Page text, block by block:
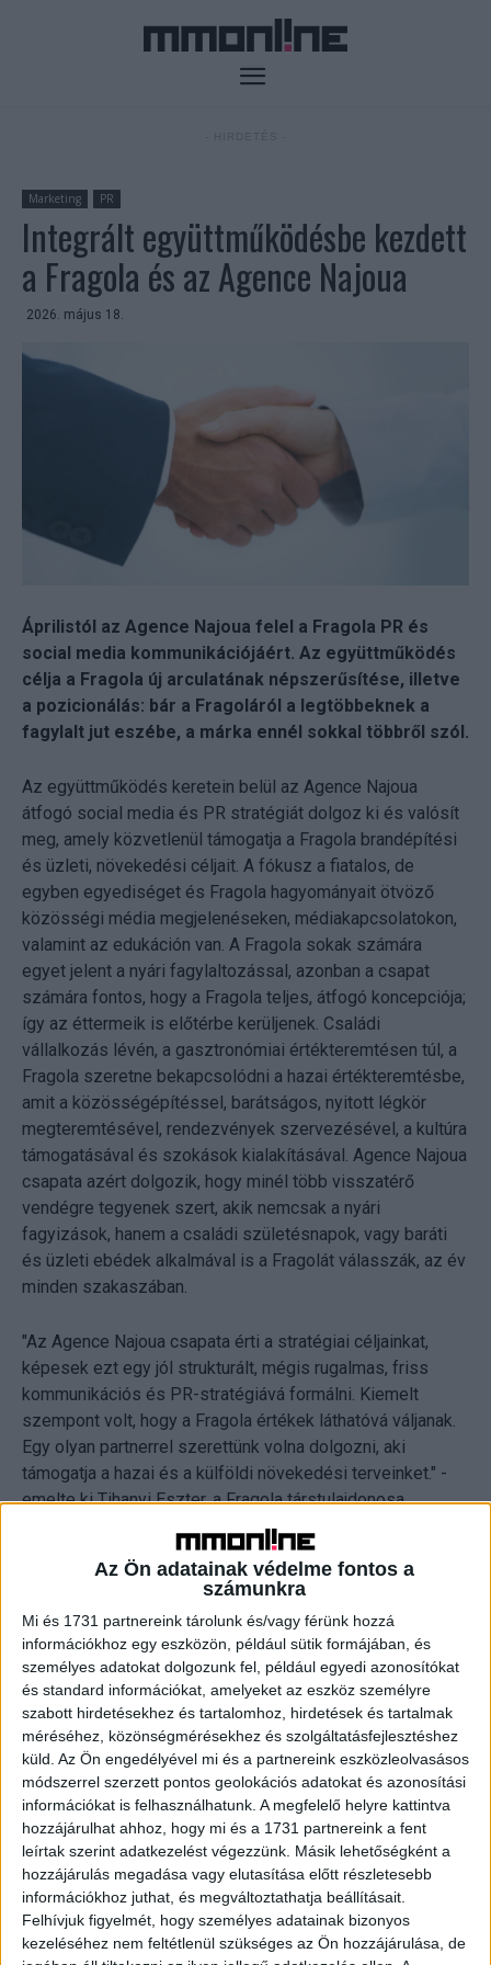
Az Ön adatainak védelme fontos a
számunkra
Mi és 1731 partnereink tárolunk és/vagy férünk hozzá
információkhoz egy eszközön, például sütik formájában, és
személyes adatokat dolgozunk fel, például egyedi azonosítókat
és standard információkat, amelyeket az eszköz személyre
szabott hirdetésekhez és tartalomhoz, hirdetések és tartalmak
méréséhez, közönségmérésekhez és szolgáltatásfejlesztéshez
küld. Az Ön engedélyével mi és a partnereink eszközleolvasásos
módszerrel szerzett pontos geolokációs adatokat és azonosítási
információkat is felhasználhatunk. A megfelelő helyre kattintva
hozzájárulhat ahhoz, hogy mi és a 1731 partnereink a fent
leírtak szerint adatkezelést végezzünk. Másik lehetőségként a
hozzájárulás megadása vagy elutasítása előtt részletesebb
információkhoz juthat, és megváltoztathatja beállításait.
Felhívjuk figyelmét, hogy személyes adatainak bizonyos
kezeléséhez nem feltétlenül szükséges az Ön hozzájárulása, de
Marketing PR
Integrált együttműködésbe kezdett
a Fragola és az Agence Najoua
2026. május 18.
Áprilistól az Agence Najoua felel a Fragola PR és
social media kommunikációjáért. Az együttműködés
célja a Fragola új arculatának népszerűsítése, illetve
a pozicionálás: bár a Fragoláról a legtöbbeknek a
fagylalt jut eszébe, a márka ennél sokkal többről szól.
Az együttműködés keretein belül az Agence Najoua
átfogó social media és PR stratégiát dolgoz ki és valósít
meg, amely közvetlenül támogatja a Fragola brandépítési
és üzleti, növekedési céljait. A fókusz a fiatalos, de
egyben egyediséget és Fragola hagyományait ötvöző
közösségi média megjelenéseken, médiakapcsolatokon,
valamint az edukáción van. A Fragola sokak számára
egyet jelent a nyári fagylaltozással, azonban a csapat
számára fontos, hogy a Fragola teljes, átfogó koncepciója;
így az éttermeik is előtérbe kerüljenek. Családi
vállalkozás lévén, a gasztronómiai értékteremtésen túl, a
Fragola szeretne bekapcsolódni a hazai értékteremtésbe,
amit a közösségépítéssel, barátságos, nyitott légkör
megteremtésével, rendezvények szervezésével, a kultúra
támogatásával és szokások kialakításával. Agence Najoua
csapata azért dolgozik, hogy minél több visszatérő
vendégre tegyenek szert, akik nemcsak a nyári
fagyizások, hanem a családi születésnapok, vagy baráti
és üzleti ebédek alkalmával is a Fragolát válasszák, az év
minden szakaszában.
"Az Agence Najoua csapata érti a stratégiai céljainkat,
képesek ezt egy jól strukturált, mégis rugalmas, friss
kommunikációs és PR-stratégiává formálni. Kiemelt
szempont volt, hogy a Fragola értékek láthatóvá váljanak.
Egy olyan partnerrel szerettünk volna dolgozni, aki
támogatja a hazai és a külföldi növekedési terveinket." -
emelte ki Tihanyi Eszter, a Fragola társtulajdonosa.
Új fejezet mindkét vállalkozás életében
alapító és PR vezető alapozta meg: korábban elsősorban
PR stratégiával, médiakapcsolatokkal, személyes
márkával és eseményszervezéssel foglalkozó
ügynökségként voltak ismertek. A csapat azonban
nemrégiben nemzetközi tapasztalattal rendelkező social
media szakemberrel bővült, emellett pedig folyamatos
kapcsolatban állnak különböző profilú fotós és videós
csapatokkal. Az ügynökség így friss és egyedi
szemlélettel biztosít social media managementet és
tartalomgyártást a Fragolának és más partnereknek is.
A megbízás fókuszterületei: